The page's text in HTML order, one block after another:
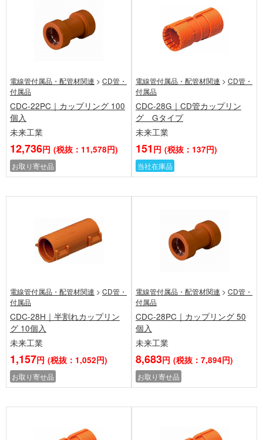
電線管付属品・配管材関連 > CD管・
付属品
CDC-22PC｜カップリング 100
個入
未来工業
12,736円 (税抜：11,578円)
お取り寄せ品
電線管付属品・配管材関連 > CD管・
付属品
CDC-28G｜CD管カップリン
グ Gタイプ
未来工業
151 円 (税抜：137円)
当社在庫品
電線管付属品・配管材関連 > CD管・
付属品
CDC-28H｜半割れカップリン
グ 10個入
未来工業
1,157円 (税抜：1,052円)
お取り寄せ品
電線管付属品・配管材関連 > CD管・
付属品
CDC-28PC｜カップリング 50
個入
未来工業
8,683円 (税抜：7,894円)
お取り寄せ品